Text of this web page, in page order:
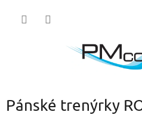
Pánské trenýrky